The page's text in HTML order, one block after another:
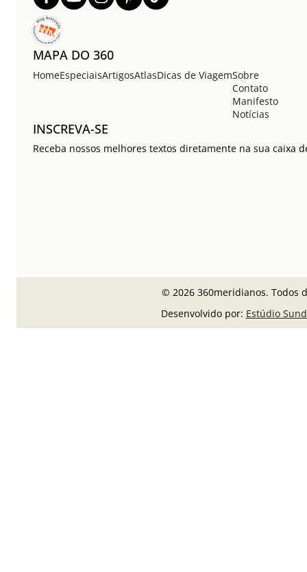
MAPA DO 360
HomeEspeciaisArtigosAtlasDicas de ViagemSobre
Contato
Manifesto
Notícias
INSCREVA-SE
Receba nossos melhores textos diretamente na sua caixa
© 2026 360meridianos. Todos
Desenvolvido por: Estúdio